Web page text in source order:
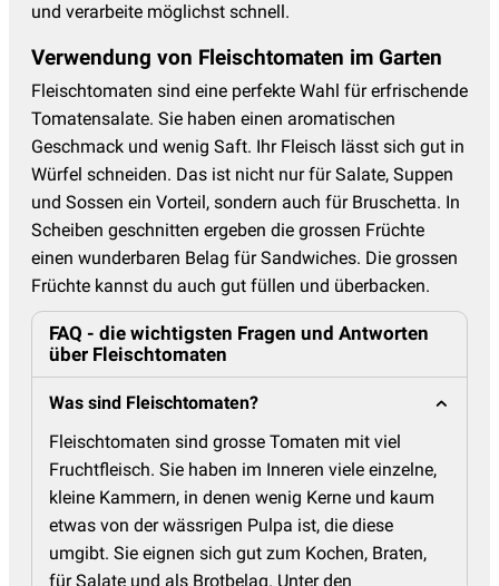
und verarbeite möglichst schnell.
Verwendung von Fleischtomaten im Garten
Fleischtomaten sind eine perfekte Wahl für erfrischende
Tomatensalate. Sie haben einen aromatischen
Geschmack und wenig Saft. Ihr Fleisch lässt sich gut in
Würfel schneiden. Das ist nicht nur für Salate, Suppen
und Sossen ein Vorteil, sondern auch für Bruschetta. In
Scheiben geschnitten ergeben die grossen Früchte
einen wunderbaren Belag für Sandwiches. Die grossen
Früchte kannst du auch gut füllen und überbacken.
FAQ - die wichtigsten Fragen und Antworten
über Fleischtomaten
Was sind Fleischtomaten?
Fleischtomaten sind grosse Tomaten mit viel
Fruchtfleisch. Sie haben im Inneren viele einzelne,
kleine Kammern, in denen wenig Kerne und kaum
etwas von der wässrigen Pulpa ist, die diese
umgibt. Sie eignen sich gut zum Kochen, Braten,
für Salate und als Brotbelag. Unter den